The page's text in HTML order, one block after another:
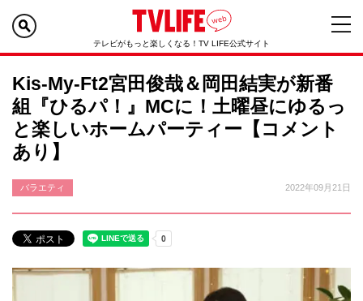
テレビがもっと楽しくなる！TV LIFE公式サイト
Kis-My-Ft2宮田俊哉＆岡田結実が新番
組『ひるパ！』MCに！土曜昼にゆるっ
と楽しいホームパーティー【コメント
あり】
バラエティ 2022年09月21日